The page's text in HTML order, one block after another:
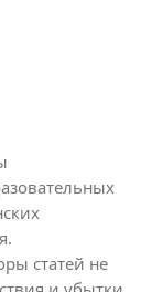
статей не